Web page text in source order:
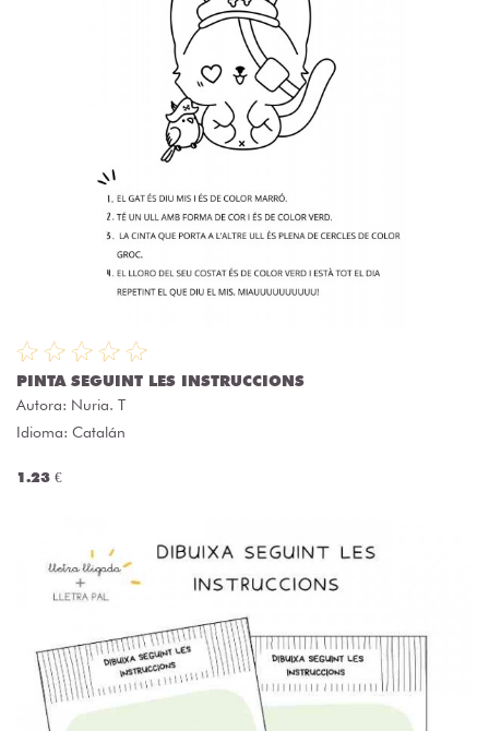
PINTA SEGUINT LES INSTRUCCIONS
Autora: Nuria. T
Idioma: Catalán
1.23 €